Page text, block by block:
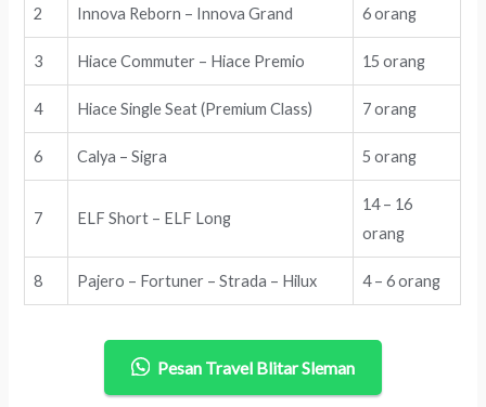
2 Innova Reborn – Innova Grand 6 orang
3 Hiace Commuter – Hiace Premio 15 orang
4 Hiace Single Seat (Premium Class) 7 orang
6 Calya – Sigra 5 orang
7 ELF Short – ELF Long
14 – 16
orang
8 Pajero – Fortuner – Strada – Hilux 4 – 6 orang
Pesan Travel Blitar Sleman